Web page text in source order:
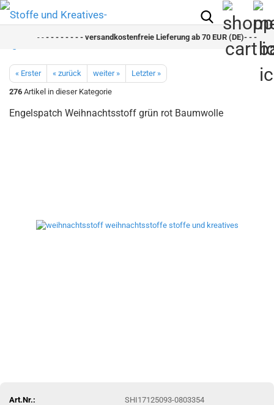
- -- - - - - - - - versandkostenfreie Lieferung ab 70 EUR (DE)- - - - - -
« Erster « zurück weiter »
Letzter »
276 Artikel in dieser Kategorie
Engelspatch Weihnachtsstoff grün rot Baumwolle
Art.Nr.:
SHI17125093-0803354